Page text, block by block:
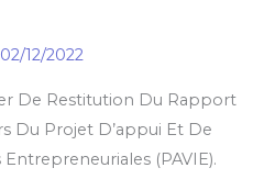
02/12/2022
De Restitution Du Rapport
Du Projet D’appui Et De
(PAVIE).